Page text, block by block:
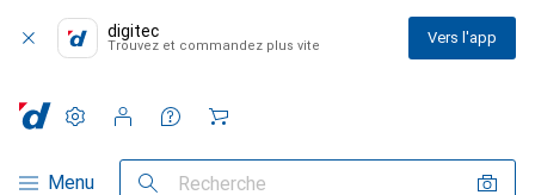
digitec
Trouvez et commandez plus vite Vers l'app
Navigation par catégorie
Menu Recherche
Paramètres
Compte client
Listes de comparaison
Listes d'envies
Panier